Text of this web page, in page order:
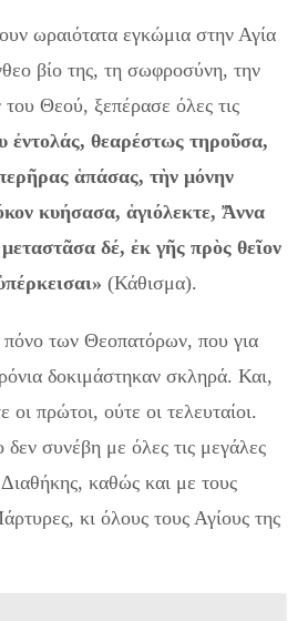
ωραιότατα εγκώμια στην Αγία
βίο της, τη σωφροσύνη, την
Θεού, ξεπέρασε όλες τις
ἐντολάς, θεαρέστως τηροῦσα,
ἁπάσας, τὴν μόνην
κυήσασα, ἁγιόλεκτε, Ἄννα
δέ, ἐκ γῆς πρὸς θεῖον
(Κάθισμα).
πόνο των Θεοπατόρων, που για
δοκιμάστηκαν σκληρά. Και,
οι πρώτοι, ούτε οι τελευταίοι.
συνέβη με όλες τις μεγάλες
καθώς και με τους
κι όλους τους Αγίους της